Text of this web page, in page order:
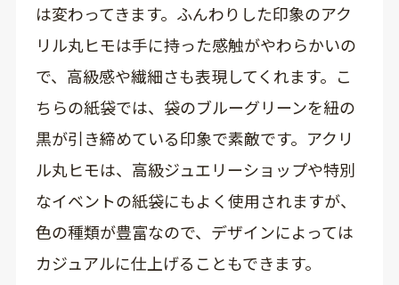
は変わってきます。ふんわりした印象のアク
リル丸ヒモは手に持った感触がやわらかいの
で、高級感や繊細さも表現してくれます。こ
ちらの紙袋では、袋のブルーグリーンを紐の
黒が引き締めている印象で素敵です。アクリ
ル丸ヒモは、高級ジュエリーショップや特別
なイベントの紙袋にもよく使用されますが、
色の種類が豊富なので、デザインによっては
カジュアルに仕上げることもできます。